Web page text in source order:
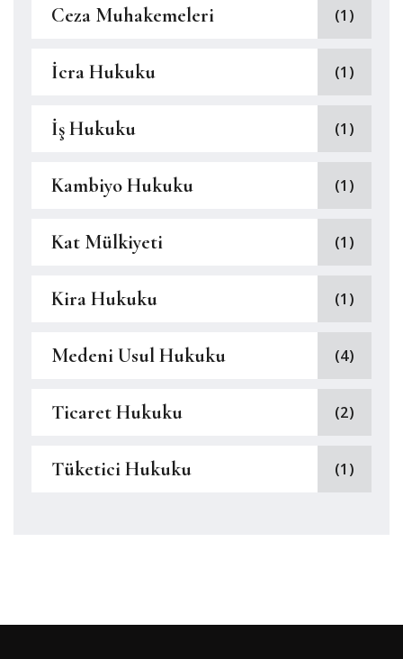
Ceza Muhakemeleri (1)
İcra Hukuku (1)
İş Hukuku (1)
Kambiyo Hukuku (1)
Kat Mülkiyeti (1)
Kira Hukuku (1)
Medeni Usul Hukuku (4)
Ticaret Hukuku (2)
Tüketici Hukuku (1)